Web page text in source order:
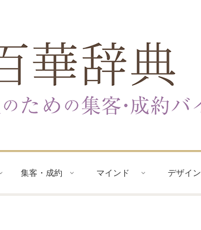
集客・成約 マインド デザイン